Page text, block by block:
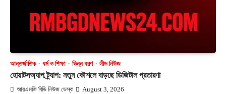
আন্তর্জাতিক ধর্ম ও শিক্ষা ভিন্ন ধরণ লীড নিউজ
হোয়াটসঅ্যাপ ট্র্যাপ: নতুন কৌশলে বাড়ছে ডিজিটাল প্রতারণা
আরএমজি বিডি নিউজ ডেস্ক August 3, 2026